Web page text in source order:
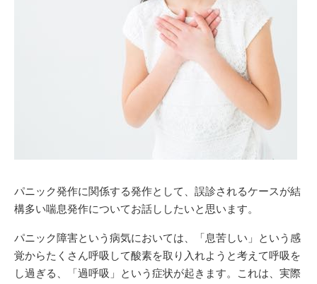
パニック発作に関係する発作として、誤診されるケースが結
構多い喘息発作についてお話ししたいと思います。
パニック障害という病気においては、「息苦しい」という感
覚からたくさん呼吸して酸素を取り入れようと考えて呼吸を
し過ぎる、「過呼吸」という症状が起きます。これは、実際